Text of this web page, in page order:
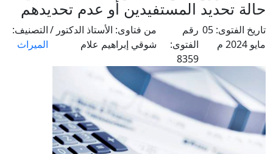
حالة تحديد المستفيدين أو عدم تحديدهم
تاريخ الفتوى: 05
مايو 2024 م
رقم
الفتوى:
8359
من فتاوى: الأستاذ الدكتور /
شوقي إبراهيم علام
التصنيف:
الميراث